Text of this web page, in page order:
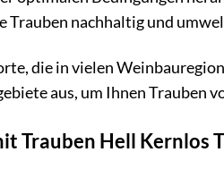
Trauben nachhaltig und
die in vielen
aus, um Ihnen Trauben
Trauben Hell Kernlos